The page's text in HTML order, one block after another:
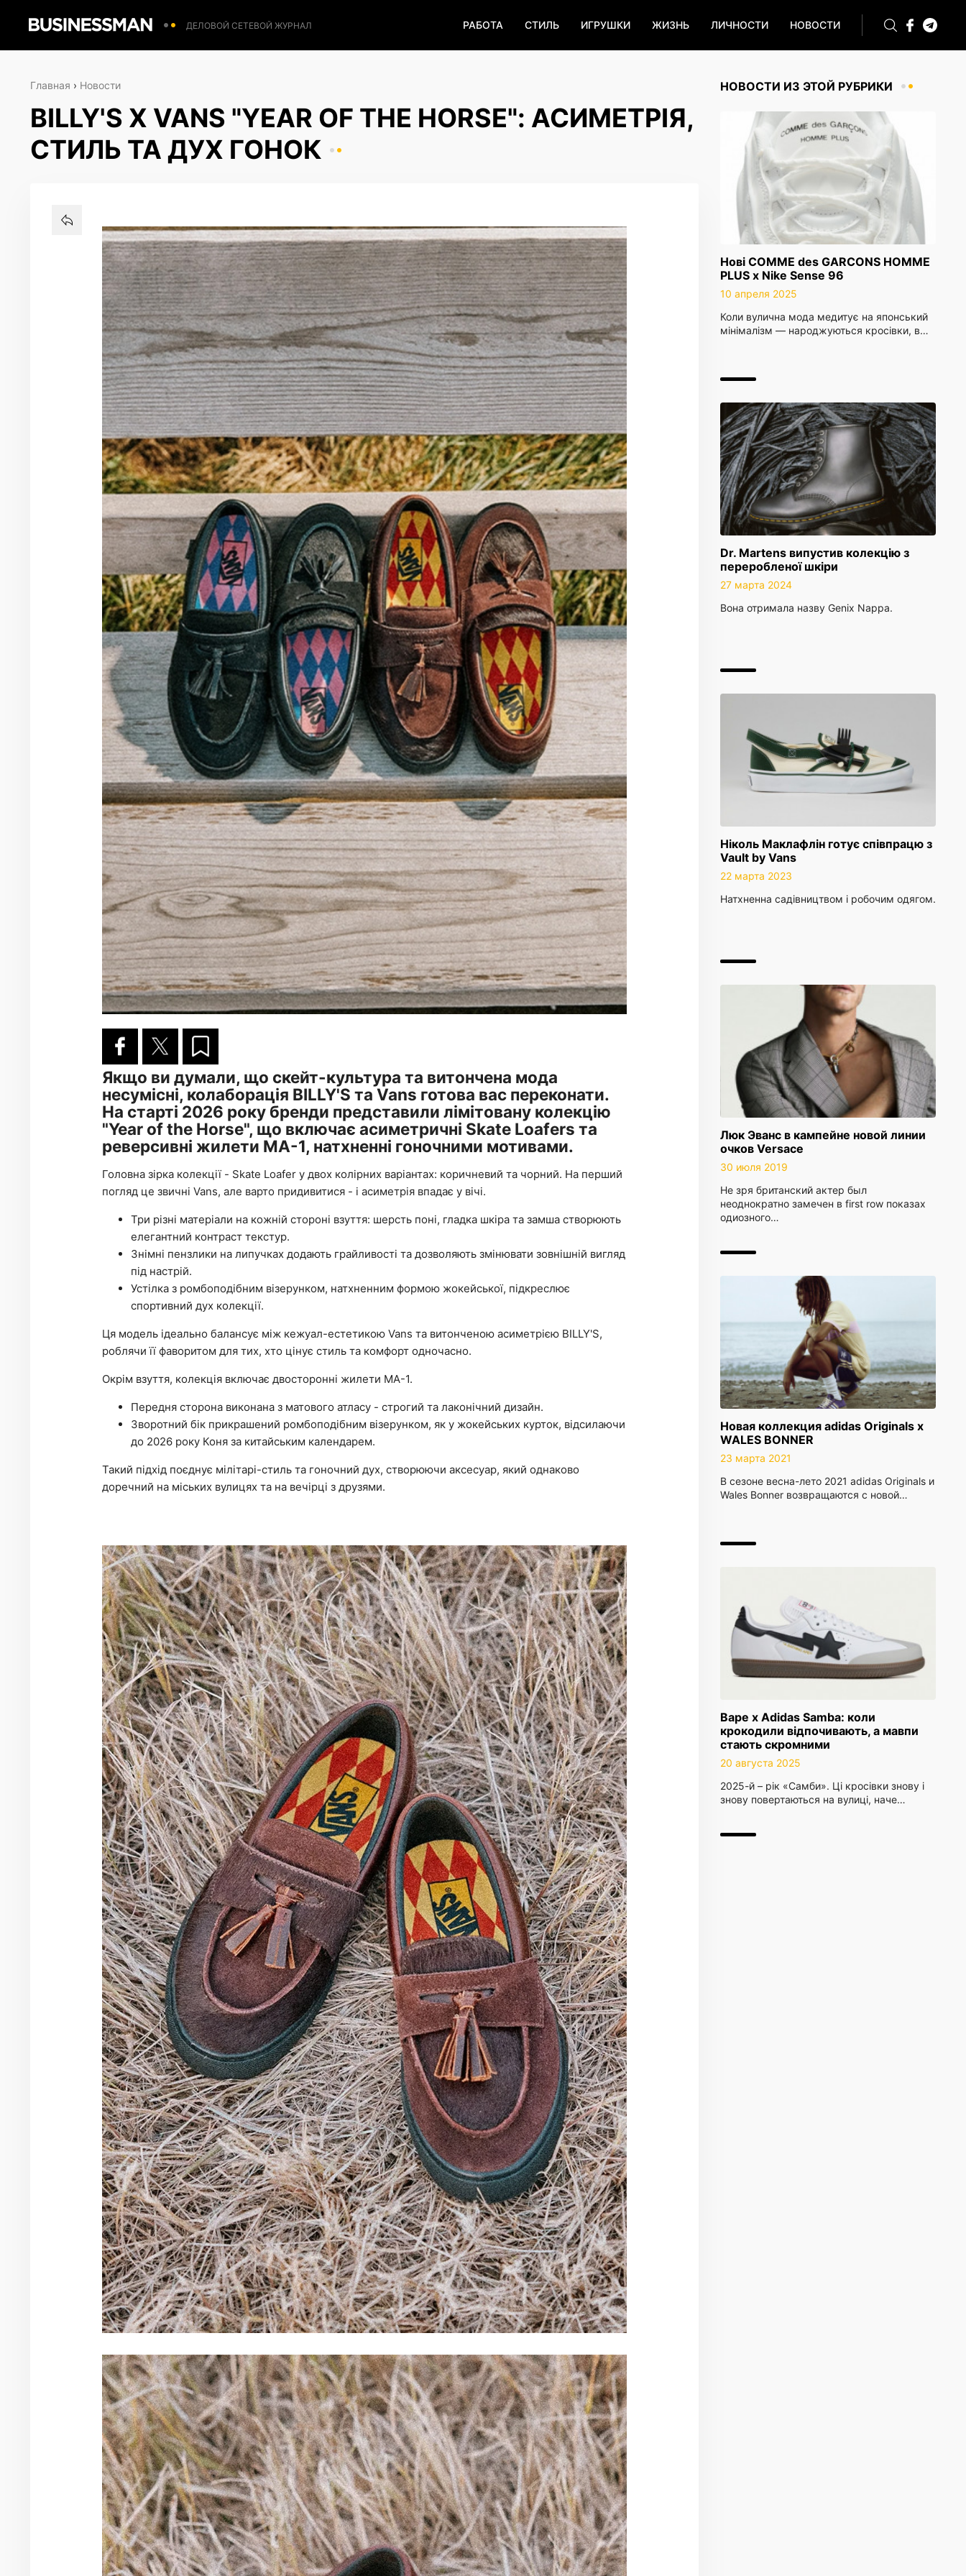
ДЕЛОВОЙ СЕТЕВОЙ ЖУРНАЛ РАБОТА СТИЛЬ ИГРУШКИ ЖИЗНЬ ЛИЧНОСТИ НОВОСТИ
НОВОСТИ ИЗ ЭТОЙ РУБРИКИ
Нові COMME des GARCONS HOMME
PLUS x Nike Sense 96
10 апреля 2025
Коли вулична мода медитує на японський
мінімалізм — народжуються кросівки, в…
Dr. Martens випустив колекцію з
переробленої шкіри
27 марта 2024
Вона отримала назву Genix Nappa.
Ніколь Маклафлін готує співпрацю з
Vault by Vans
22 марта 2023
Натхненна садівництвом і робочим одягом.
Люк Эванс в кампейне новой линии
очков Versace
30 июля 2019
Не зря британский актер был
неоднократно замечен в first row показах
одиозного…
Новая коллекция adidas Originals x
WALES BONNER
23 марта 2021
В сезоне весна-лето 2021 adidas Originals и
Wales Bonner возвращаются с новой…
Bape x Adidas Samba: коли
крокодили відпочивають, а мавпи
стають скромними
20 августа 2025
2025-й – рік «Самби». Ці кросівки знову і
знову повертаються на вулиці, наче…
Главная › Новости
BILLY'S X VANS "YEAR OF THE HORSE": АСИМЕТРІЯ,
СТИЛЬ ТА ДУХ ГОНОК
Якщо ви думали, що скейт-культура та витончена мода
несумісні, колаборація BILLY'S та Vans готова вас переконати.
На старті 2026 року бренди представили лімітовану колекцію
"Year of the Horse", що включає асиметричні Skate Loafers та
реверсивні жилети MA-1, натхненні гоночними мотивами.
Головна зірка колекції - Skate Loafer у двох колірних варіантах: коричневий та чорний. На перший
погляд це звичні Vans, але варто придивитися - і асиметрія впадає у вічі.
Три різні матеріали на кожній стороні взуття: шерсть поні, гладка шкіра та замша створюють
елегантний контраст текстур.
Знімні пензлики на липучках додають грайливості та дозволяють змінювати зовнішній вигляд
під настрій.
Устілка з ромбоподібним візерунком, натхненним формою жокейської, підкреслює
спортивний дух колекції.
Ця модель ідеально балансує між кежуал-естетикою Vans та витонченою асиметрією BILLY'S,
роблячи її фаворитом для тих, хто цінує стиль та комфорт одночасно.
Окрім взуття, колекція включає двосторонні жилети MA-1.
Передня сторона виконана з матового атласу - строгий та лаконічний дизайн.
Зворотний бік прикрашений ромбоподібним візерунком, як у жокейських курток, відсилаючи
до 2026 року Коня за китайським календарем.
Такий підхід поєднує мілітарі-стиль та гоночний дух, створюючи аксесуар, який однаково
доречний на міських вулицях та на вечірці з друзями.